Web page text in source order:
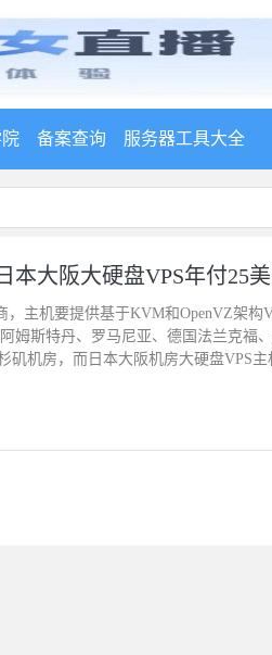
备案查询 服务器工具大全
本大阪大硬盘VPS年付25
，主机要提供基于KVM和OpenVZ架构
姆斯特丹、罗马尼亚、德国法兰克福
矶机房，而日本大阪机房大硬盘VPS主